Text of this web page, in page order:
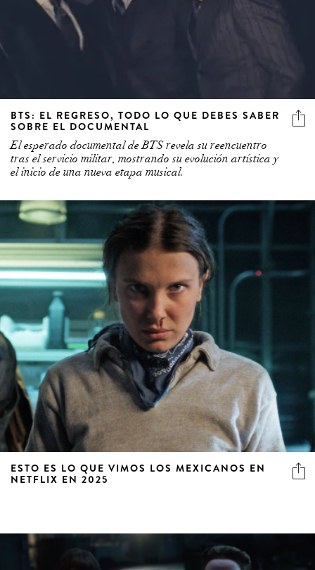
BTS: EL REGRESO, TODO LO QUE DEBES SABER
SOBRE EL DOCUMENTAL
El esperado documental de BTS revela su reencuentro
tras el servicio militar, mostrando su evolución artística y
el inicio de una nueva etapa musical.
ESTO ES LO QUE VIMOS LOS MEXICANOS EN
NETFLIX EN 2025